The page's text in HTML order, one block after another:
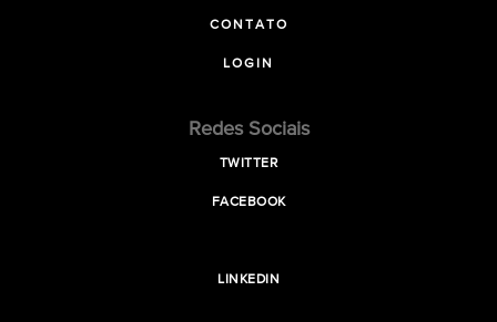
CONTATO
LOGIN
Redes Sociais
TWITTER
FACEBOOK
LINKEDIN